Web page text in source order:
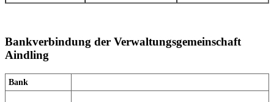
Bankverbindung der Verwaltungsgemeinschaft
Aindling
Bank